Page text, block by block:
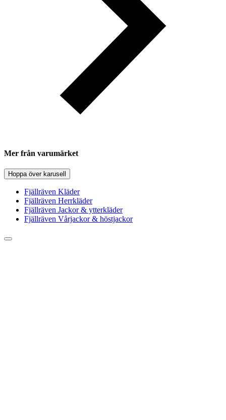
Mer från varumärket
Hoppa över karusell
Fjällräven Kläder
Fjällräven Herrkläder
Fjällräven Jackor & ytterkläder
Fjällräven Vårjackor & höstjackor